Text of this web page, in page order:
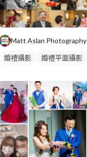
Matt Aslan Photography
婚禮攝影 婚禮平面攝影